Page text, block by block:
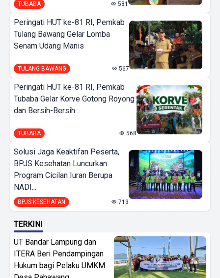
TUBABA 581
Peringati HUT ke-81 RI, Pemkab
Tulang Bawang Gelar Lomba
Senam Udang Manis
TULANG BAWANG 567
Peringati HUT ke-81 RI, Pemkab
Tubaba Gelar Korve Gotong Royong
dan Bersih-Bersih...
TUBABA 568
Solusi Jaga Keaktifan Peserta,
BPJS Kesehatan Luncurkan
Program Cicilan Iuran Berupa
NADI...
BPJS KESEHATAN 713
TERKINI
UT Bandar Lampung dan
ITERA Beri Pendampingan
Hukum bagi Pelaku UMKM